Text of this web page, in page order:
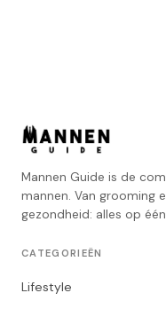
Mannen Guide is de
mannen. Van grooming
gezondheid: alles op
CATEGORIEËN
Lifestyle